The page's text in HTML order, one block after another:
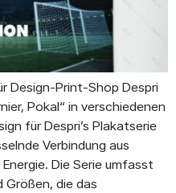
Design-Print-Shop Despri
Pokal“ in verschiedenen
für Despri’s Plakatserie
Verbindung aus
Die Serie umfasst
Größen, die das